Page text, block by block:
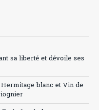
sa liberté et dévoile ses
blanc et Vin de